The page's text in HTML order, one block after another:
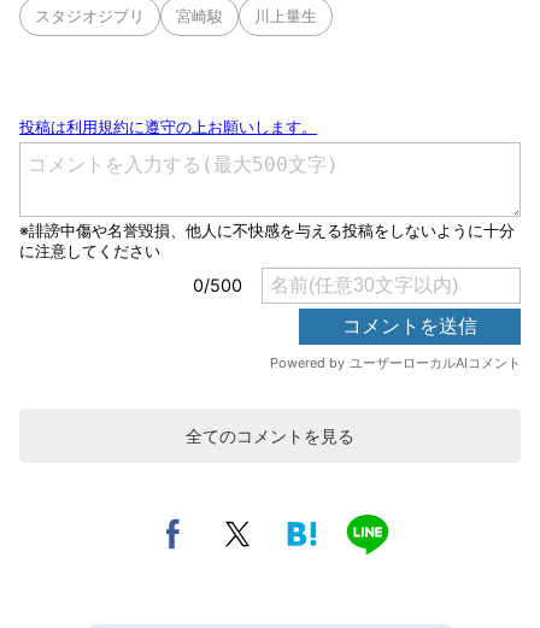
スタジオジブリ 宮崎駿 川上量生
全てのコメントを見る